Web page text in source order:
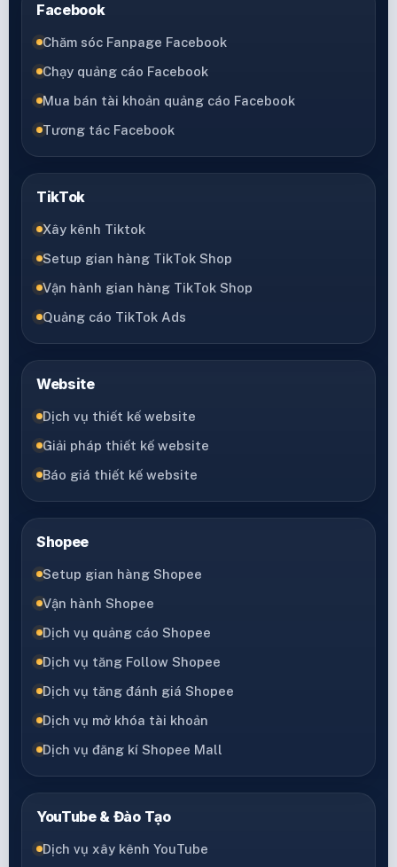
Facebook
Chăm sóc Fanpage Facebook
Chạy quảng cáo Facebook
Mua bán tài khoản quảng cáo Facebook
Tương tác Facebook
TikTok
Xây kênh Tiktok
Setup gian hàng TikTok Shop
Vận hành gian hàng TikTok Shop
Quảng cáo TikTok Ads
Website
Dịch vụ thiết kế website
Giải pháp thiết kế website
Báo giá thiết kế website
Shopee
Setup gian hàng Shopee
Vận hành Shopee
Dịch vụ quảng cáo Shopee
Dịch vụ tăng Follow Shopee
Dịch vụ tăng đánh giá Shopee
Dịch vụ mở khóa tài khoản
Dịch vụ đăng kí Shopee Mall
YouTube & Đào Tạo
Dịch vụ xây kênh YouTube